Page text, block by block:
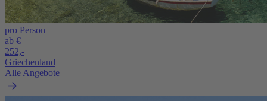
pro Person
ab €
252,-
Griechenland
Alle Angebote